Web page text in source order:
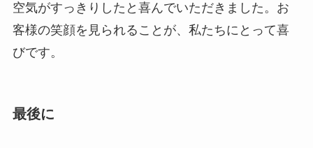
空気がすっきりしたと喜んでいただきました。お
客様の笑顔を見られることが、私たちにとって喜
びです。
最後に